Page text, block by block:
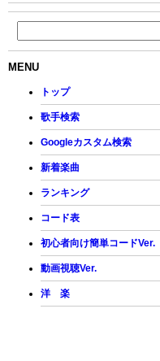
MENU
トップ
歌手検索
Googleカスタム検索
新着楽曲
ランキング
コード表
初心者向け簡単コードVer.
動画視聴Ver.
洋 楽